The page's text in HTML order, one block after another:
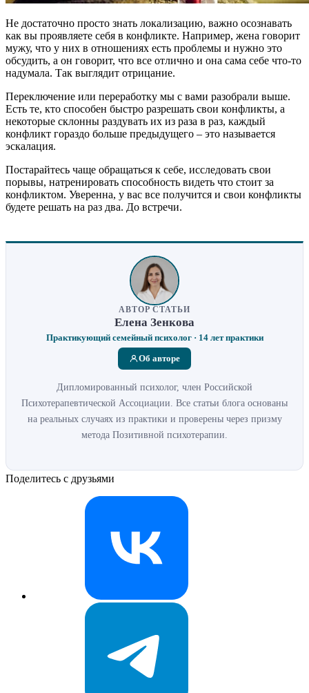
Не достаточно просто знать локализацию, важно осознавать
как вы проявляете себя в конфликте. Например, жена говорит
мужу, что у них в отношениях есть проблемы и нужно это
обсудить, а он говорит, что все отлично и она сама себе что-то
надумала. Так выглядит отрицание.
Переключение или переработку мы с вами разобрали выше.
Есть те, кто способен быстро разрешать свои конфликты, а
некоторые склонны раздувать их из раза в раз, каждый
конфликт гораздо больше предыдущего – это называется
эскалация.
Постарайтесь чаще обращаться к себе, исследовать свои
порывы, натренировать способность видеть что стоит за
конфликтом. Уверенна, у вас все получится и свои конфликты
будете решать на раз два. До встречи.
АВТОР СТАТЬИ
Елена Зенкова
Практикующий семейный психолог · 14 лет практики
Об авторе
Дипломированный психолог, член Российской
Психотерапевтической Ассоциации. Все статьи блога основаны
на реальных случаях из практики и проверены через призму
метода Позитивной психотерапии.
Поделитесь с друзьями